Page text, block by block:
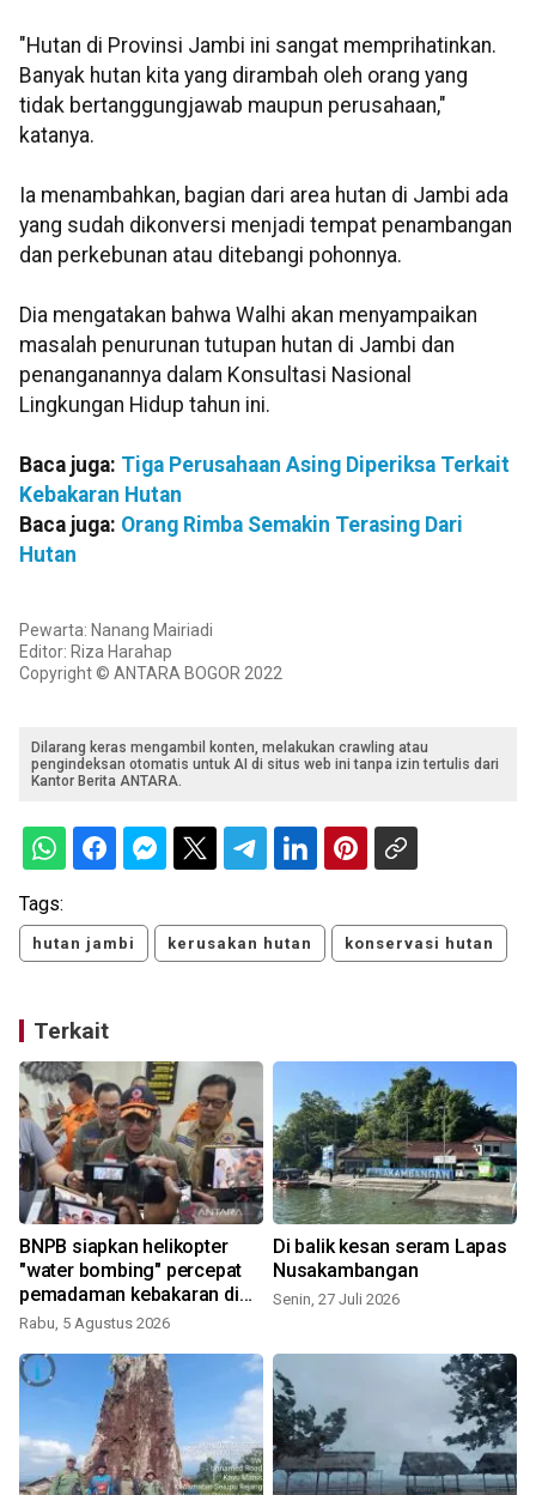
"Hutan di Provinsi Jambi ini sangat memprihatinkan.
Banyak hutan kita yang dirambah oleh orang yang
tidak bertanggungjawab maupun perusahaan,"
katanya.
Ia menambahkan, bagian dari area hutan di Jambi ada
yang sudah dikonversi menjadi tempat penambangan
dan perkebunan atau ditebangi pohonnya.
Dia mengatakan bahwa Walhi akan menyampaikan
masalah penurunan tutupan hutan di Jambi dan
penanganannya dalam Konsultasi Nasional
Lingkungan Hidup tahun ini.
Baca juga: Tiga Perusahaan Asing Diperiksa Terkait
Kebakaran Hutan
Baca juga: Orang Rimba Semakin Terasing Dari
Hutan
Pewarta: Nanang Mairiadi
Editor: Riza Harahap
Copyright © ANTARA BOGOR 2022
Dilarang keras mengambil konten, melakukan crawling atau
pengindeksan otomatis untuk AI di situs web ini tanpa izin tertulis dari
Kantor Berita ANTARA.
Tags:
hutan jambi kerusakan hutan konservasi hutan
Terkait
BNPB siapkan helikopter
"water bombing" percepat
pemadaman kebakaran di
Bromo
Rabu, 5 Agustus 2026
Di balik kesan seram Lapas
Nusakambangan
Senin, 27 Juli 2026